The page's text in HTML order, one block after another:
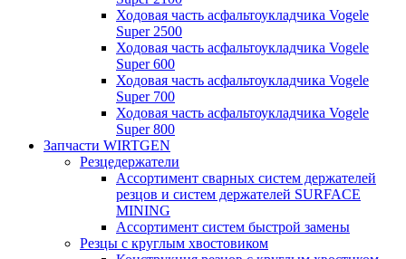
Ходовая часть асфальтоукладчика Vogele
Super 2500
Ходовая часть асфальтоукладчика Vogele
Super 600
Ходовая часть асфальтоукладчика Vogele
Super 700
Ходовая часть асфальтоукладчика Vogele
Super 800
Запчасти WIRTGEN
Резцедержатели
Ассортимент сварных систем держателей
резцов и систем держателей SURFACE
MINING
Ассортимент систем быстрой замены
Резцы с круглым хвостовиком